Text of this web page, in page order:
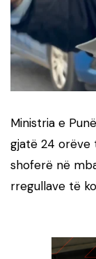
Ministria e
gjatë 24 orëve
shoferë në
rregullave të